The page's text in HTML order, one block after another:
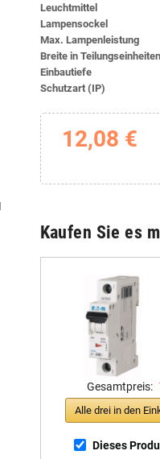
Leuchtmittel
Lampensockel
Max. Lampenleistung
Breite in Teilungseinheiten
Einbautiefe
Schutzart (IP)
12,08 €
Kaufen Sie es
Gesamtpreis:
Alle drei in den
Dieses